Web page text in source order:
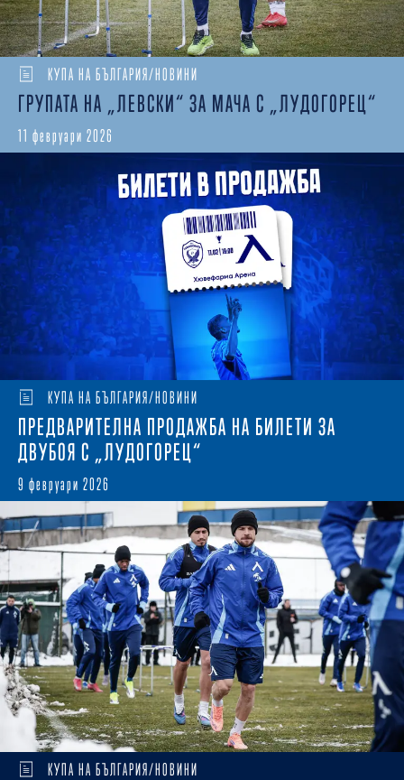
КУПА НА БЪЛГАРИЯ/НОВИНИ
ГРУПАТА НА „ЛЕВСКИ“ ЗА МАЧА С „ЛУДОГОРЕЦ“
11 февруари 2026
КУПА НА БЪЛГАРИЯ/НОВИНИ
ПРЕДВАРИТЕЛНА ПРОДАЖБА НА БИЛЕТИ ЗА
ДВУБОЯ С „ЛУДОГОРЕЦ“
9 февруари 2026
КУПА НА БЪЛГАРИЯ/НОВИНИ